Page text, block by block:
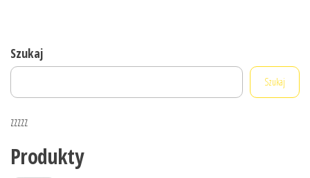
Szukaj
Szukaj
zzzzz
Produkty